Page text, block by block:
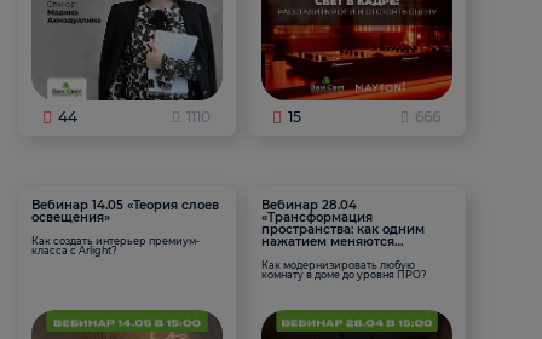
44 1110 15 666
Вебинар 14.05 «Теория слоев
освещения»
Как создать интерьер премиум-
класса с Arlight?
Вебинар 28.04
«Трансформация
пространства: как одним
нажатием меняются
Как модернизировать любую
комнату в доме до уровня ПРО?